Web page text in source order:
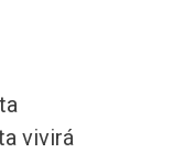
vivirá